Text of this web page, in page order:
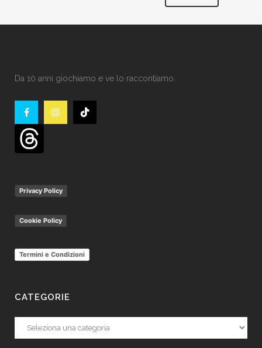
Da 10 anni giochiamo e ve lo raccontiamo.
Privacy Policy
Cookie Policy
Termini e Condizioni
CATEGORIE
Categorie